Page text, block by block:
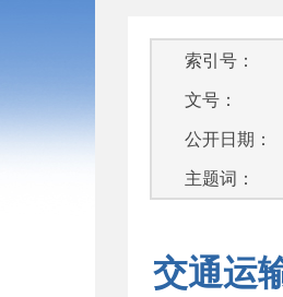
索引号：
文号：
公开日期：
主题词：
交通运